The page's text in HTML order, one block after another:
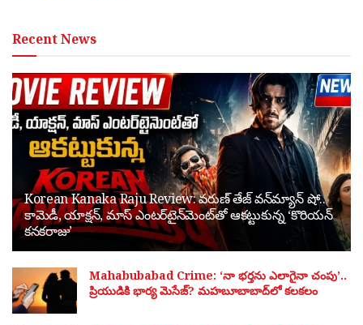
Recent News
Korean Kanaka Raju Review: వరుణ్ తేజ్ వన్‌మ్యాన్ షో..
కామెడీ, యాక్షన్, మాస్ ఎంటర్‌టైన్‌మెంట్‌తో ఆకట్టుకున్న ‘కొరియన్
కనకరాజు’
Mahabubabad Crime: ‘నా భర్తను ఎలాగైనా చంపు’..
ప్రియుడికి భార్య మెసేజ్? మహబూబాబాద్‌లో కలకలం